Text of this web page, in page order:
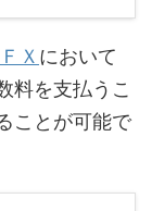
Ｘ において
料を支払うこ
ことが可能で